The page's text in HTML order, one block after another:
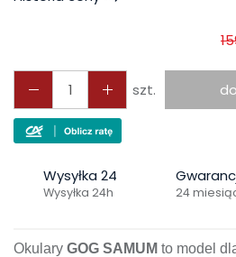
szt.
Wysyłka 24
Wysyłka 24h 24
Okulary GOG SAMUM to model